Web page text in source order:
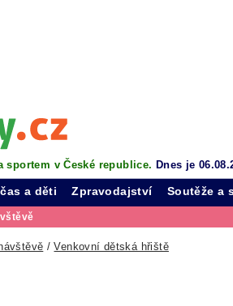
sportem v České republice. Dnes je
a děti Zpravodajství Soutěže a
/Venkovní dětská hřiště